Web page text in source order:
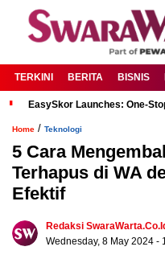
TERKINI BERITA BISNIS
EasySkor Launches: One-
Home / Teknologi
5 Cara
Terhapus di WA
Efektif
Redaksi
Wednesday, 8 May 2024 -